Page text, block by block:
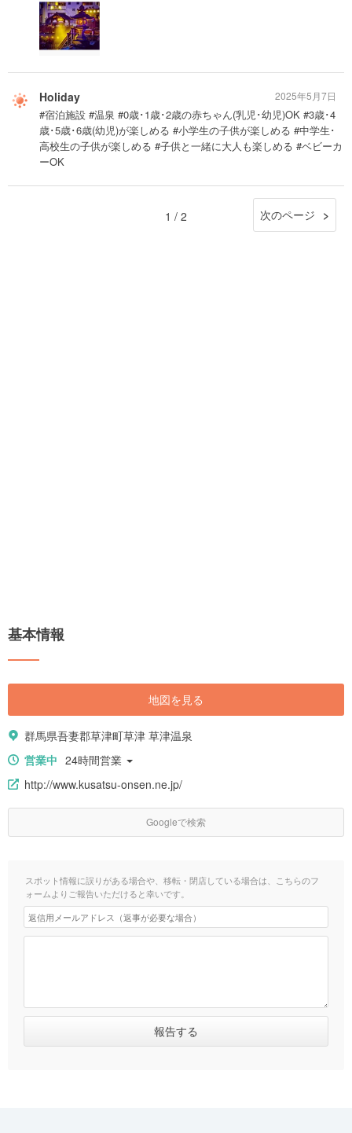
Holiday
#宿泊施設 #温泉 #0歳･1歳･2歳の赤ちゃん(乳児･幼児)OK #3歳･4
歳･5歳･6歳(幼児)が楽しめる #小学生の子供が楽しめる #中学生･
高校生の子供が楽しめる #子供と一緒に大人も楽しめる #ベビーカ
ーOK
2025年5月7日
1 / 2 次のページ
基本情報
地図を見る
群馬県吾妻郡草津町草津 草津温泉
営業中 24時間営業
http://www.kusatsu-onsen.ne.jp/
Googleで検索
スポット情報に誤りがある場合や、移転・閉店している場合は、こちらのフ
ォームよりご報告いただけると幸いです。